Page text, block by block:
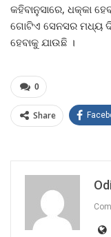
କହିବାନୁସାରେ, ଧକ୍କା
ଗୋଟିଏ ସେନସର ମଧ୍ୟ
ହେବାକୁ ଯାଉଛି ।
0
Share